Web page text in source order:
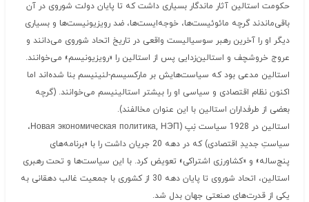
حکومت استالین آثار ماندگار بسیاری داشت که تا پایان دولت شوروی در آن
باقی‌ماندند گرچه مائوئیست‌ها، خوجه‌ایست‌ها، ضد رویزیونیست‌ها و بسیاری
دیگر او را آخرین رهبر سوسیالیست واقعی در تاریخ اتحاد شوروی می‌دانند و
عروج خروشچف و استالین‌زدایی پس از استالین را «رویزیونیسم» می‌خوانند.
استالین مدعی بود که سیاست‌هایش بر مارکسیسم-لنینیسم بنا شده‌اند اما
اکنون نظام اقتصادی و سیاسی او را بیشتر استالینیسم می‌خوانند. (گرچه
بعضی از طرفداران استالین با این عنوان مخالفند).
استالین در 1928 سیاست نِپ (Новая экономическая политика, НЭП،
سیاستِ جدیدِ اقتصادی) که در دهه 20 جریان داشت را با «برنامه‌های
پنج‌ساله» و «کشاورزی اشتراکی» تعویض کرد. با این سیاست‌ها و تحت رهبری
استالین، اتحاد شوروی تا پایان دهه 30 از کشوری با جمعیت غالب دهقانی به
یکی از قدرت‌های صنعتی جهان بدل شد.